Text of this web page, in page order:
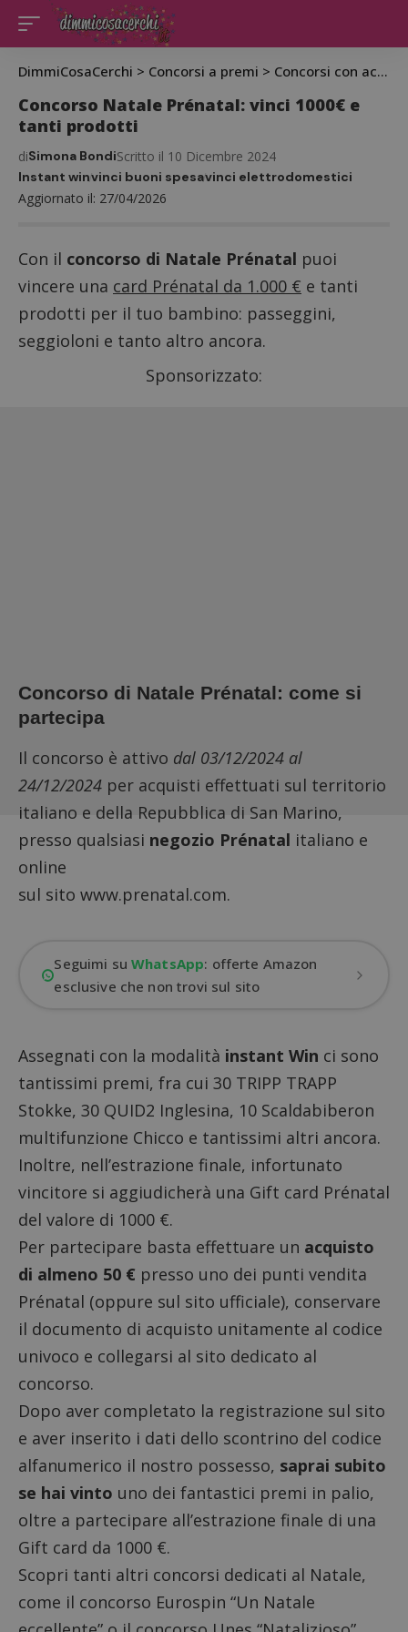
DimmiCosaCerchi > Concorsi a premi > Concorsi con acquisto
Concorso Natale Prénatal: vinci 1000€ e
tanti prodotti
Aggiornato il: 27/04/2026
diSimona BondiScritto il 10 Dicembre 2024
Instant winvinci buoni spesavinci elettrodomestici
Con il concorso di Natale Prénatal puoi
vincere una card Prénatal da 1.000 € e tanti
prodotti per il tuo bambino: passeggini,
seggioloni e tanto altro ancora.
Sponsorizzato:
Concorso di Natale Prénatal: come si
partecipa
Il concorso è attivo dal 03/12/2024 al
24/12/2024 per acquisti effettuati sul territorio
italiano e della Repubblica di San Marino,
presso qualsiasi negozio Prénatal italiano e
online
sul sito www.prenatal.com.
Seguimi suWhatsApp: offerte Amazon
esclusive che non trovi sul sito
Assegnati con la modalità instant Win ci sono
tantissimi premi, fra cui 30 TRIPP TRAPP
Stokke, 30 QUID2 Inglesina, 10 Scaldabiberon
multifunzione Chicco e tantissimi altri ancora.
Inoltre, nell’estrazione finale, infortunato
vincitore si aggiudicherà una Gift card Prénatal
del valore di 1000 €.
Per partecipare basta effettuare un acquisto
di almeno 50 € presso uno dei punti vendita
Prénatal (oppure sul sito ufficiale), conservare
il documento di acquisto unitamente al codice
univoco e collegarsi al sito dedicato al
concorso.
Dopo aver completato la registrazione sul sito
e aver inserito i dati dello scontrino del codice
alfanumerico il nostro possesso, saprai subito
se hai vinto uno dei fantastici premi in palio,
oltre a partecipare all’estrazione finale di una
Gift card da 1000 €.
Scopri tanti altri concorsi dedicati al Natale,
come il concorso Eurospin “Un Natale